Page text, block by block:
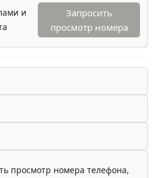
и
Запросить
просмотр номера
просмотр номера телефона,